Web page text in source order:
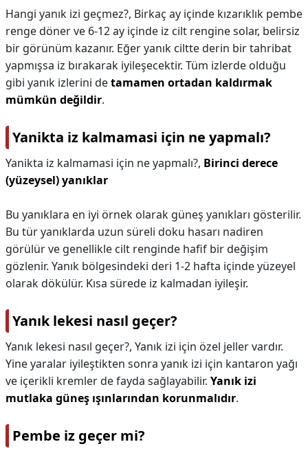
Hangi yanık izi geçmez?, Birkaç ay içinde kızarıklık pembe
renge döner ve 6-12 ay içinde iz cilt rengine solar, belirsiz
bir görünüm kazanır. Eğer yanık ciltte derin bir tahribat
yapmışsa iz bırakarak iyileşecektir. Tüm izlerde olduğu
gibi yanık izlerini detamamen ortadan kaldırmak
mümkün değildir.
Yanikta iz kalmamasi için ne yapmalı?
Yanikta iz kalmamasi için ne yapmalı?, Birinci derece
(yüzeysel) yanıklar
Bu yanıklara en iyi örnek olarak güneş yanıkları gösterilir.
Bu tür yanıklarda uzun süreli doku hasarı nadiren
görülür ve genellikle cilt renginde hafif bir değişim
gözlenir. Yanık bölgesindeki deri 1-2 hafta içinde yüzeyel
olarak dökülür. Kısa sürede iz kalmadan iyileşir.
Yanık lekesi nasıl geçer?
Yanık lekesi nasıl geçer?, Yanık izi için özel jeller vardır.
Yine yaralar iyileştikten sonra yanık izi için kantaron yağı
ve içerikli kremler de fayda sağlayabilir. Yanık izi
mutlaka güneş ışınlarından korunmalıdır.
Pembe iz geçer mi?